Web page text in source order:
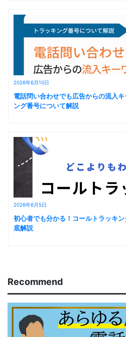
2026年6月10日
電話問い合わせでも広告からの流入
ング番号について解説
2026年6月5日
初心者でも分かる！コールトラッキ
底解説
Recommend